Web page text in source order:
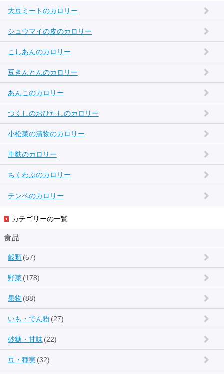
大豆ミートのカロリー
シュウマイの皮のカロリー
こしあんのカロリー
豆きんとんのカロリー
あんこのカロリー
つくしのおひたしのカロリー
小松菜の漬物のカロリー
車麩のカロリー
ちくわぶのカロリー
テンペのカロリー
カテゴリーの一覧
食品
穀類(57)
野菜(178)
果物 (88)
いも・でん粉(27)
砂糖・甘味(22)
豆・種実(32)